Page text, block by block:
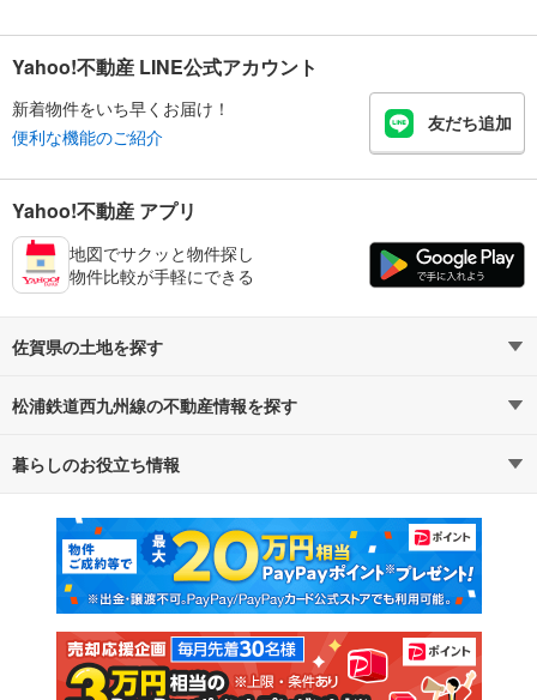
Yahoo!不動産 LINE公式アカウント
新着物件をいち早くお届け！
便利な機能のご紹介
友だち追加
Yahoo!不動産 アプリ
地図でサクッと物件探し
物件比較が手軽にできる
佐賀県の土地を探す
路線・駅から探す 地域から探す
通勤・通学時間から探す
松浦鉄道西九州線の不動産情報を探す
不動産・住宅
新築マンション 中古マンション
新築一戸建て 中古一戸建て
注文住宅 土地
暮らしのお役立ち情報
マンションカタログ 教えて！住まいの先生